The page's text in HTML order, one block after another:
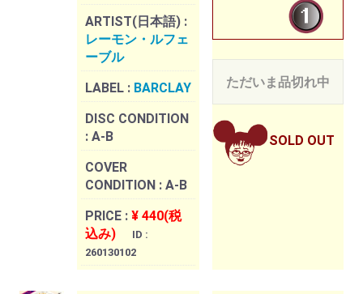
ARTIST(日本語) :
レーモン・ルフェ
ーブル
LABEL : BARCLAY
DISC CONDITION
: A-B
COVER
CONDITION : A-B
PRICE : ¥ 440(税
込み)
ID :
260130102
ただいま品切れ中
SOLD OUT